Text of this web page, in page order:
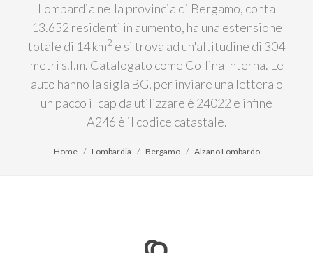
Lombardia nella provincia di Bergamo, conta
13.652 residenti in aumento, ha una estensione
totale di 14 km2 e si trova ad un'altitudine di 304
metri s.l.m. Catalogato come Collina Interna. Le
auto hanno la sigla BG, per inviare una lettera o
un pacco il cap da utilizzare è 24022 e infine
A246 è il codice catastale.
Home Lombardia Bergamo Alzano Lombardo